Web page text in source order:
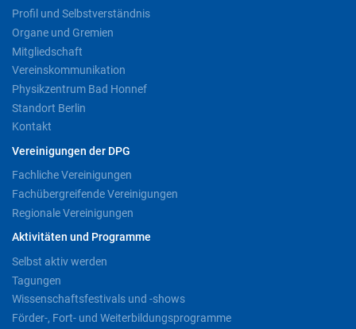
Profil und Selbstverständnis
Organe und Gremien
Mitgliedschaft
Vereinskommunikation
Physikzentrum Bad Honnef
Standort Berlin
Kontakt
Vereinigungen der DPG
Fachliche Vereinigungen
Fachübergreifende Vereinigungen
Regionale Vereinigungen
Aktivitäten und Programme
Selbst aktiv werden
Tagungen
Wissenschaftsfestivals und -shows
Förder-, Fort- und Weiterbildungsprogramme